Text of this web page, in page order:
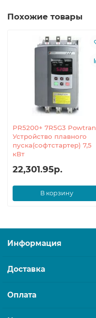
Похожие товары
PR5200+ 7R5G3 Powtran
Устройство плавного
пуска(софтстартер) 7,5
кВт
22,301.95р.
В корзину
Информация
Доставка
Оплата